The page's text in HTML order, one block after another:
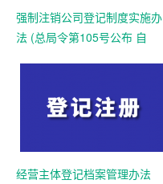
强制注销公司登记制度实施办
法 (总局令第105号公布 自
经营主体登记档案管理办法